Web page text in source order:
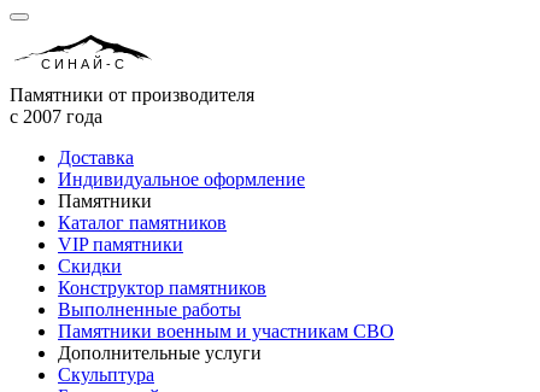
СИНАЙ-С
Памятники от производителя
с 2007 года
Доставка
Индивидуальное оформление
Памятники
Каталог памятников
VIP памятники
Скидки
Конструктор памятников
Выполненные работы
Памятники военным и участникам СВО
Дополнительные услуги
Скульптура